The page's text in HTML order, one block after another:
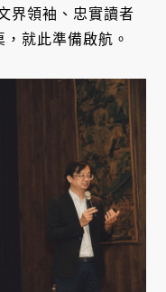
界領袖、忠實讀者
就此準備啟航。